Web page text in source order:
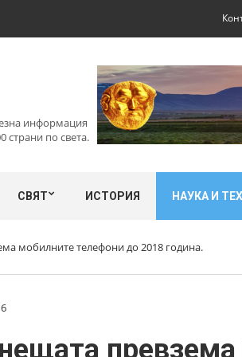
информация
страни по света.
СВЯТ ИСТОРИЯ НАУКА И
мобилните телефони до 2018 година.